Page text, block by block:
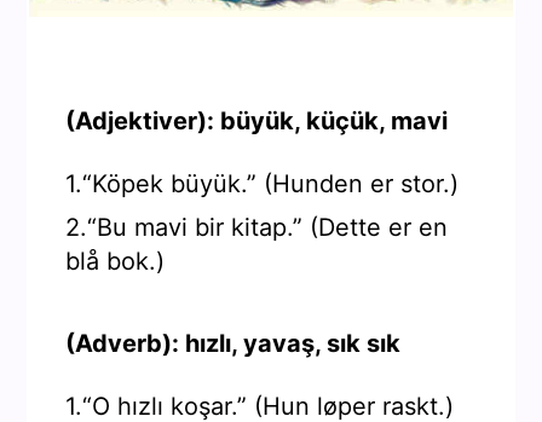
(Adjektiver): büyük, küçük, mavi
1.“Köpek büyük.” (Hunden er stor.)
2.“Bu mavi bir kitap.” (Dette er en
blå bok.)
(Adverb): hızlı, yavaş, sık sık
1.“O hızlı koşar.” (Hun løper raskt.)